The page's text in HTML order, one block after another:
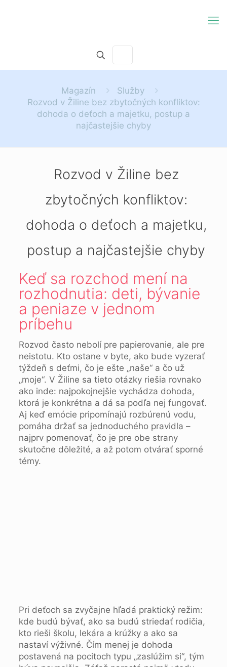
Magazín
Služby
Rozvod v Žiline bez zbytočných konfliktov:
dohoda o deťoch a majetku, postup a
najčastejšie chyby
Rozvod v Žiline bez
zbytočných konfliktov:
dohoda o deťoch a majetku,
postup a najčastejšie chyby
Keď sa rozchod mení na
rozhodnutia: deti, bývanie
a peniaze v jednom
príbehu
Rozvod často nebolí pre papierovanie, ale pre
neistotu. Kto ostane v byte, ako bude vyzerať
týždeň s deťmi, čo je ešte „naše“ a čo už
„moje“. V Žiline sa tieto otázky riešia rovnako
ako inde: najpokojnejšie vychádza dohoda,
ktorá je konkrétna a dá sa podľa nej fungovať.
Aj keď emócie pripomínajú rozbúrenú vodu,
pomáha držať sa jednoduchého pravidla –
najprv pomenovať, čo je pre obe strany
skutočne dôležité, a až potom otvárať sporné
témy.
Pri deťoch sa zvyčajne hľadá praktický režim:
kde budú bývať, ako sa budú striedať rodičia,
kto rieši školu, lekára a krúžky a ako sa
nastaví výživné. Čím menej je dohoda
postavená na pocitoch typu „zaslúžim si“, tým